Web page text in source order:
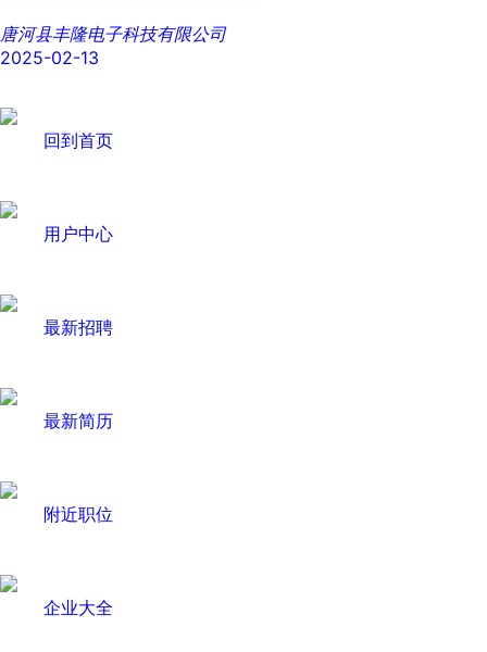
唐河县丰隆电子科技有限公司
2025-02-13
回到首页
用户中心
最新招聘
最新简历
附近职位
企业大全